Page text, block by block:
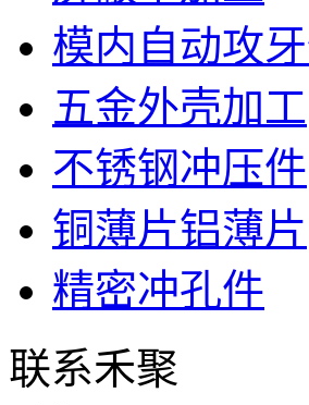
模内自动攻
五金外壳加工
不锈钢冲压件
铜薄片铝薄片
精密冲孔件
联系禾聚